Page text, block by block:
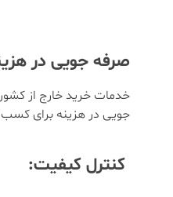
صرفه جویی در
خدمات خرید خارج از
جویی در هزینه برای
کنترل کیفیت: